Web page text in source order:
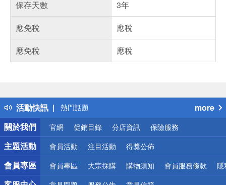
保存天數
3年
應免稅
應稅
應免稅
應稅
活動快訊
得獎公告
熱門話題
銀行優惠
偏遠地區配送
詐騙網頁！請小心！
more
關於我們
官網 促銷目錄 分店資訊 保險服務
主題活動 會員活動 注目活動 得獎公佈
會員專區 會員專區 大宗採購 購物須知 會員服務條款 隱